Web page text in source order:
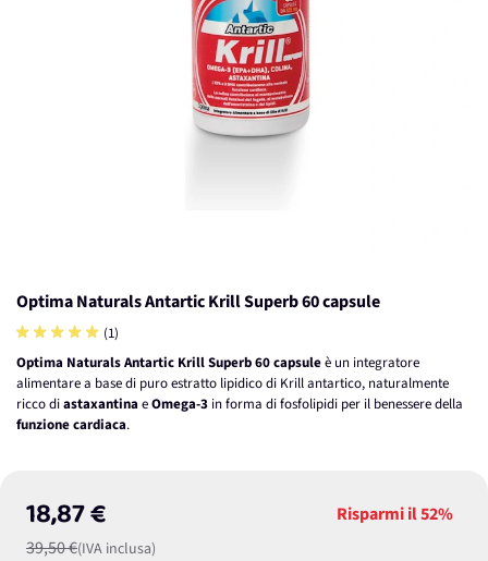
Optima Naturals Antartic Krill Superb 60 capsule
(1)
Optima Naturals Antartic Krill Superb 60 capsuleè un integratore
alimentare a base di puro estratto lipidico di Krill antartico, naturalmente
ricco diastaxantina eOmega-3 in forma di fosfolipidi per il benessere della
funzione cardiaca.
18,87 €
39,50 €(IVA inclusa)
Risparmi il52%